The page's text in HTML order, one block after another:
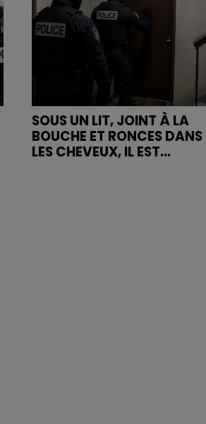
SOUS UN LIT, JOINT À LA
BOUCHE ET RONCES DANS
LES CHEVEUX, IL EST...